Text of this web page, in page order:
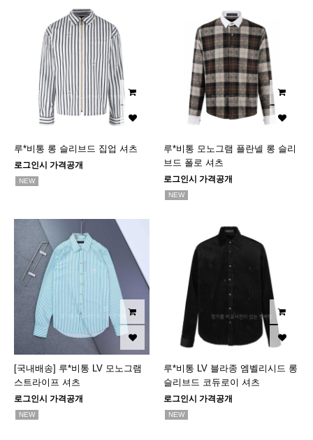
루*비통 롱 슬리브드 집업 셔츠
로그인시 가격공개
NEW
루*비통 모노그램 플란넬 롱 슬리
브드 폴로 셔츠
로그인시 가격공개
NEW
[국내배송] 루*비통 LV 모노그램
스트라이프 셔츠
로그인시 가격공개
NEW
루*비통 LV 블라종 엠벨리시드 롱
슬리브드 코듀로이 셔츠
로그인시 가격공개
NEW